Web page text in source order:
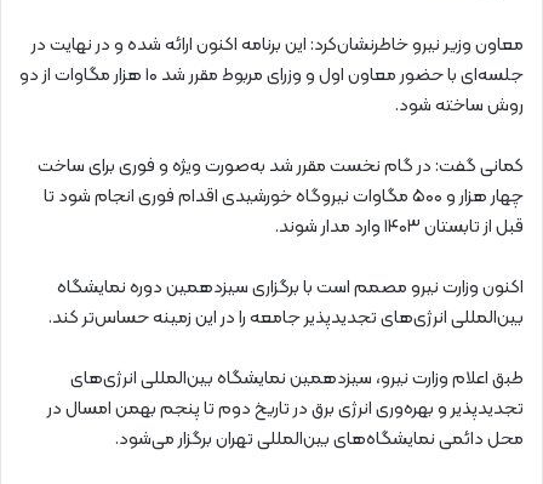
معاون وزیر نیرو خاطرنشان‌کرد: این برنامه اکنون ارائه شده و در نهایت در
جلسه‌ای با حضور معاون اول و وزرای مربوط مقرر شد ۱۰ هزار مگاوات از دو
روش ساخته شود.
کمانی گفت: در گام نخست مقرر شد به‌صورت ویژه و فوری برای ساخت
چهار هزار و ۵۰۰ مگاوات نیروگاه خورشیدی اقدام فوری انجام شود تا
قبل از تابستان ۱۴۰۳ وارد مدار شوند.
اکنون وزارت نیرو مصمم است با برگزاری سیزدهمین دوره نمایشگاه
بین‌المللی انرژی‌های تجدیدپذیر جامعه را در این زمینه حساس‌تر کند.
طبق اعلام وزارت نیرو، سیزدهمین نمایشگاه بین‌المللی انرژی‌های
تجدیدپذیر و بهره‌وری انرژی برق در تاریخ دوم تا پنجم بهمن‌ امسال در
محل دائمی نمایشگاه‌های بین‌المللی تهران برگزار می‌شود.